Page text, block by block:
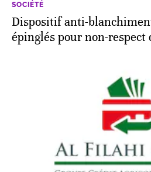
SOCIÉTÉ
Dispositif anti-
épinglés pour non-respect